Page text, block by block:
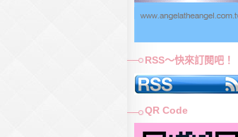
RSS～快來訂閱吧！
QR Code